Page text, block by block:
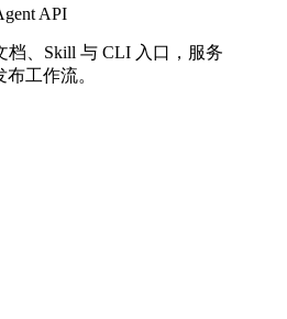
API
档、Skill 与 CLI 入口，服务
工作流。